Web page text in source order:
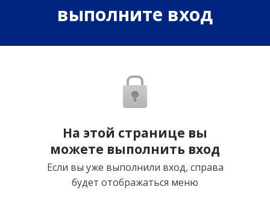
выполните вход
На этой странице вы
можете выполнить вход
Если вы уже выполнили вход, справа
будет отображаться меню